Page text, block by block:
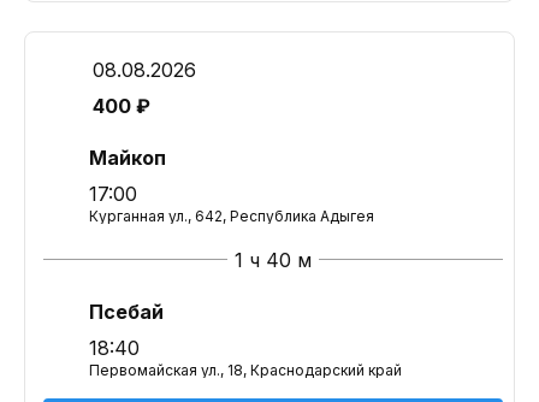
08.08.2026
400 ₽
Майкоп
17:00
Курганная ул., 642, Республика Адыгея
1 ч 40 м
Псебай
18:40
Первомайская ул., 18, Краснодарский край